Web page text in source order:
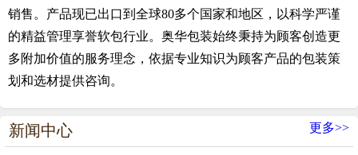
销售。产品现已出口到全球80多个国家和地区，以科学严谨
的精益管理享誉软包行业。奥华包装始终秉持为顾客创造更
多附加价值的服务理念，依据专业知识为顾客产品的包装策
划和选材提供咨询。
新闻中心 更多>>